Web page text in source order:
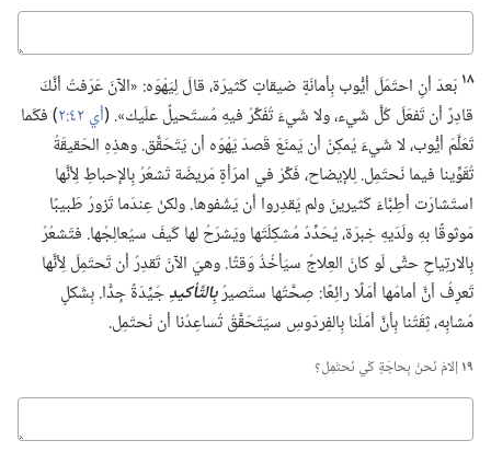
١٨ بَعدَ أنِ احتَمَلَ أيُّوب بِأمانَةٍ ضيقاتٍ كَثيرَة،‏ قالَ لِيَهْوَه:‏ «الآنَ عَرَفتُ أنَّكَ
قادِرٌ أن تَفعَلَ كُلَّ شَيء،‏ ولا شَيءَ تُفَكِّرُ فيهِ مُستَحيلٌ علَيك».‏ (‏أي ٤٢:‏٢
‏)‏ فكَما
تَعَلَّمَ أيُّوب،‏ لا شَيءَ يُمكِنُ أن يَمنَعَ قَصدَ يَهْوَه أن يَتَحَقَّق.‏ وهذِهِ الحَقيقَةُ
تُقَوِّينا فيما نَحتَمِل.‏ لِلإيضاح،‏ فَكِّرْ في امرَأةٍ مَريضَة تَشعُرُ بِالإحباطِ لِأنَّها
استَشارَت أطِبَّاءَ كَثيرينَ ولم يَقدِروا أن يَشْفوها.‏ ولكنْ عِندَما تَ‍زورُ طَبيبًا
مَوثوقًا بهِ ولَدَيهِ خِبرَة،‏ يُحَدِّدُ مُشكِلَتَها ويَشرَحُ لها كَيفَ سيُعالِجُها.‏ فتَشعُرُ
بِالارتِياحِ حتَّى لَو كانَ العِلاجُ سيَأخُذُ وَقتًا.‏ وهيَ الآنَ تَقدِرُ أن تَحتَمِلَ لِأنَّها
تَعرِفُ أنَّ أمامَها أمَلًا رائِعًا:‏ صِحَّتُها ستَصيرُبِالتَّأكيدِجَيِّدَةً جِدًّا.‏ بِشَكلٍ
مُشابِه،‏ ثِقَتُنا بِأنَّ أمَلَنا بِالفِردَوسِ سيَتَحَقَّقُ تُساعِدُنا أن نَحتَمِل.‏
١٩إلامَ نَحنُ بِحاجَةٍ كَي نَحتَمِل؟‏